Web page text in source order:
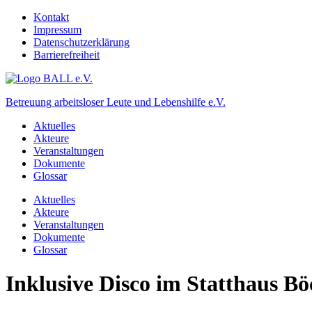
Kontakt
Impressum
Datenschutzerklärung
Barrierefreiheit
Betreuung arbeitsloser Leute und Lebenshilfe e.V.
Aktuelles
Akteure
Veranstaltungen
Dokumente
Glossar
Aktuelles
Akteure
Veranstaltungen
Dokumente
Glossar
Inklusive Disco im Statthaus